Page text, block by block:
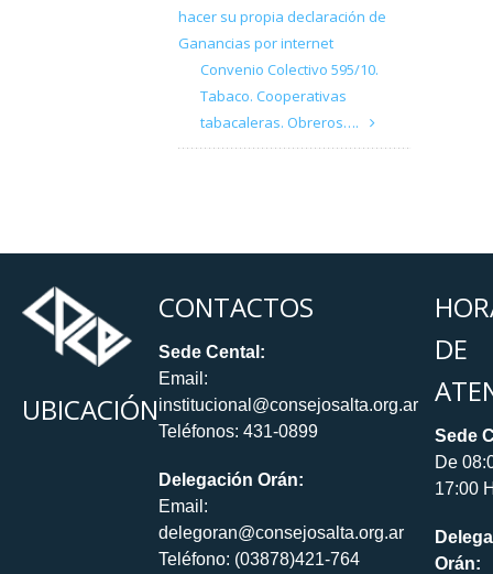
hacer su propia declaración de
Ganancias por internet
Convenio Colectivo 595/10.
Tabaco. Cooperativas
tabacaleras. Obreros….
UBICACIÓN
CONTACTOS
Sede Cental:
Email:
institucional@consejosalta.org.ar
Teléfonos: 431-0899
Delegación Orán:
Email:
delegoran@consejosalta.org.ar
Teléfono: (03878)421-764
DE
Sede
De
17:00
Orán: